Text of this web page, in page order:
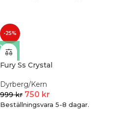
-25%
Fury Ss Crystal
Dyrberg/Kern
999kr 750 kr
Beställningsvara 5-8 dagar.